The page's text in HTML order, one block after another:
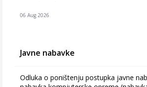
06 Aug 2026
Javne nabavke
Odluka o poništenju postupka javne